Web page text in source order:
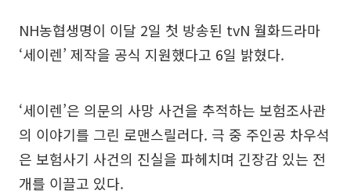
NH농협생명이 이달 2일 첫 방송된 tvN 월화드라마
‘세이렌’ 제작을 공식 지원했다고 6일 밝혔다.
‘세이렌’은 의문의 사망 사건을 추적하는 보험조사관
의 이야기를 그린 로맨스릴러다. 극 중 주인공 차우석
은 보험사기 사건의 진실을 파헤치며 긴장감 있는 전
개를 이끌고 있다.